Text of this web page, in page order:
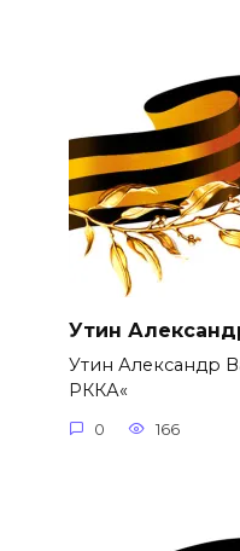
Утин
Утин Александр
РККА«
0 166